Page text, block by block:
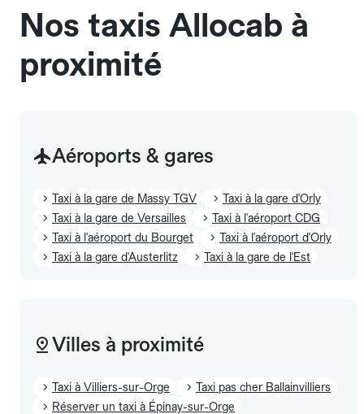
Nos taxis Allocab à
proximité
Aéroports & gares
Taxi à la gare de Massy TGV
Taxi à la gare d'Orly
Taxi à la gare de Versailles
Taxi à l'aéroport CDG
Taxi à l'aéroport du Bourget
Taxi à l'aéroport d'Orly
Taxi à la gare d'Austerlitz
Taxi à la gare de l'Est
Villes à proximité
Taxi à Villiers-sur-Orge
Taxi pas cher Ballainvilliers
Réserver un taxi à Épinay-sur-Orge